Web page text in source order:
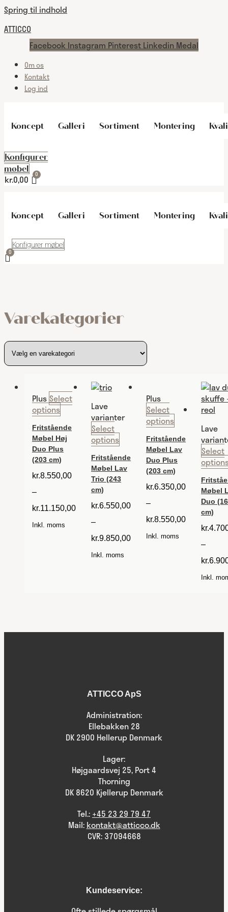
Spring til indhold
ATTICCO
Facebook Instagram Pinterest Linkedin Medal
Om os
Kontakt
Log ind
Koncept Galleri Sortiment Montering
Konfigurer
møbel
kr.0,00
Koncept Galleri Sortiment Montering
Konfigurer møbel
Varekategorier
Plus Select
options
Fritstående
Møbel Høj
Duo Plus
(203 cm)
kr.8.550,00
–
kr.11.150,00
Inkl. moms
Lave
varianter
Select
options
Fritstående
Møbel Lav
Trio (243
cm)
kr.6.550,00
–
kr.9.850,00
Inkl. moms
Plus
Select
options
Fritstående
Møbel Lav
Duo Plus
(203 cm)
kr.6.350,00
–
kr.8.550,00
Inkl. moms
Lave
Select
Møbel
Duo
cm)
kr.
–
kr.
Inkl.
ATTICCO ApS
Administration:
Ellebakken 28
DK 2900 Hellerup Denmark
Lager:
Højgaardsvej 25, Port 4
Thorning
DK 8620 Kjellerup Denmark
Tel.: +45 23 29 79 47
Mail: kontakt@atticco.dk
CVR: 37094668
Kundeservice: